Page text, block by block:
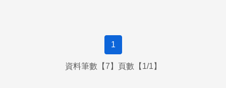
1
資料筆數【7】頁數【1/1】